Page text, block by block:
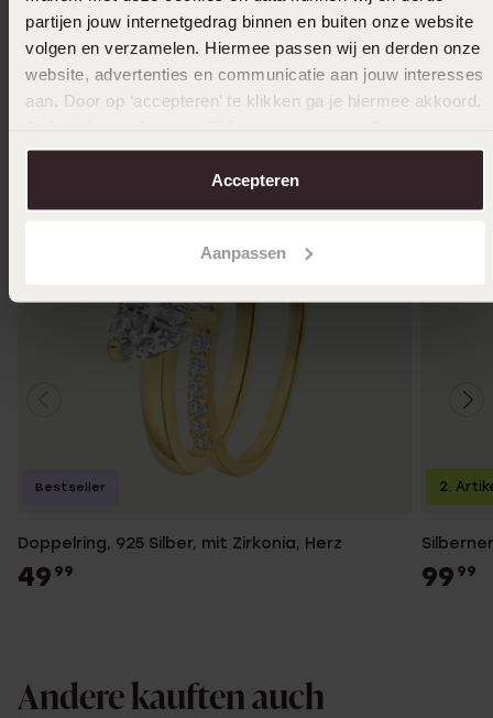
partijen jouw internetgedrag binnen en buiten onze website
volgen en verzamelen. Hiermee passen wij en derden onze
website, advertenties en communicatie aan jouw interesses
aan. Door op ‘accepteren’ te klikken ga je hiermee akkoord.
over in onscookiebeleid.
Accepteren
Aanpassen
Das könnte dir gefallen
Doppelring, 925 Silber, mit Zirkonia, Herz
49 99
Bestseller
99 99
2.
Andere kauften auch